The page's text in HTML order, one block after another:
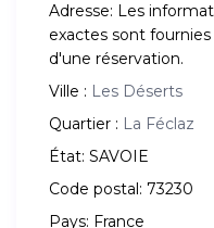
Adresse: Les
exactes sont
d'une réservation.
Ville : Les Déserts
Quartier : La Féclaz
État: SAVOIE
Code postal: 73230
Pays: France